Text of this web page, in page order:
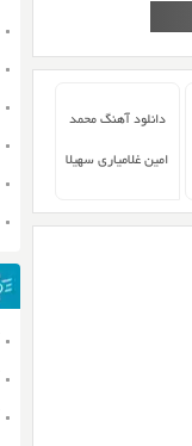
دانلود آهنگ محمد
امین غلامیاری سهیلا